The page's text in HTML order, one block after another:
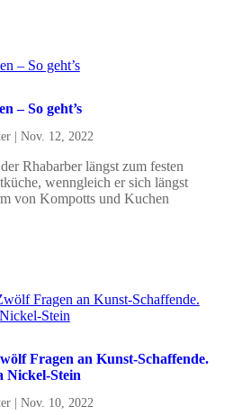
– So geht’s
| Nov. 12, 2022
Rhabarber längst zum festen
wenngleich er sich längst
von Kompotts und Kuchen
Fragen an Kunst-Schaffende.
Nickel-Stein
| Nov. 10, 2022